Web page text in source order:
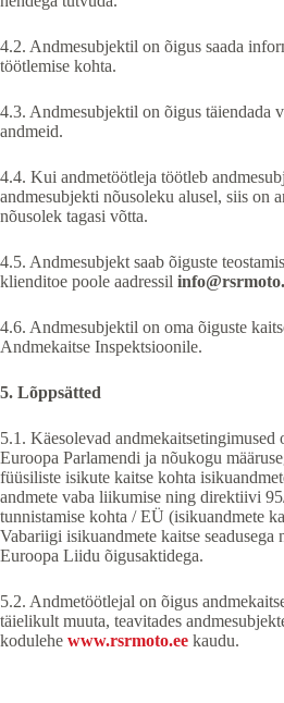
4.2. Andmesubjektil on õigus saada
töötlemise kohta.
4.3. Andmesubjektil on õigus täiendada
andmeid.
4.4. Kui andmetöötleja töötleb
andmesubjekti nõusoleku alusel, siis on
nõusolek tagasi võtta.
4.5. Andmesubjekt saab õiguste
klienditoe poole aadressil
4.6. Andmesubjektil on oma õiguste
Andmekaitse Inspektsioonile.
5. Lõppsätted
5.1. Käesolevad andmekaitsetingimused
Euroopa Parlamendi ja nõukogu
füüsiliste isikute kaitse kohta
andmete vaba liikumise ning direktiivi
tunnistamise kohta / EÜ (isikuandmete
Vabariigi isikuandmete kaitse seadusega
Euroopa Liidu õigusaktidega.
5.2. Andmetöötlejal on õigus
täielikult muuta, teavitades
kodulehe www.rsrmoto.ee kaudu.